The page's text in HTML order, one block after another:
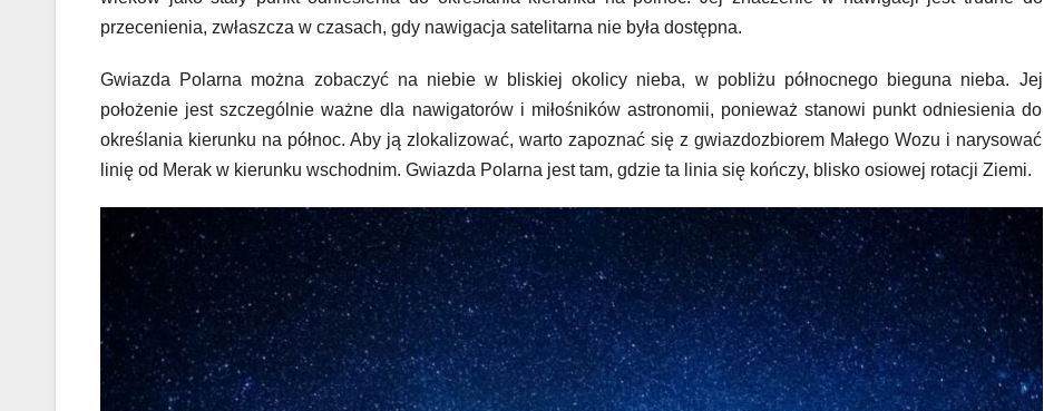
przecenienia, zwłaszcza w czasach, gdy nawigacja satelitarna nie była dostępna.
Gwiazda Polarna można zobaczyć na niebie w bliskiej okolicy nieba, w pobliżu północnego bieguna nieba. Jej
położenie jest szczególnie ważne dla nawigatorów i miłośników astronomii, ponieważ stanowi punkt odniesienia do
określania kierunku na północ. Aby ją zlokalizować, warto zapoznać się z gwiazdozbiorem Małego Wozu i narysować
linię od Merak w kierunku wschodnim. Gwiazda Polarna jest tam, gdzie ta linia się kończy, blisko osiowej rotacji Ziemi.